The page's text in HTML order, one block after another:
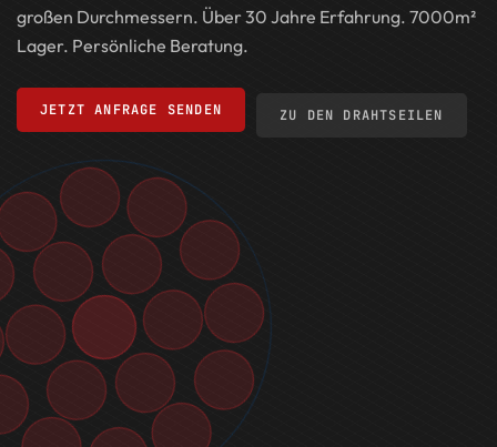
großen Durchmessern. Über 30 Jahre Erfahrung. 7000m²
Lager. Persönliche Beratung.
JETZT ANFRAGE SENDEN ZU DEN DRAHTSEILEN